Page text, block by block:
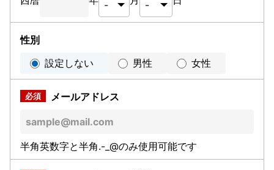
性別
設定しない
男性 女性
メールアドレス
半角英数字と半角.-_@のみ使用可能です